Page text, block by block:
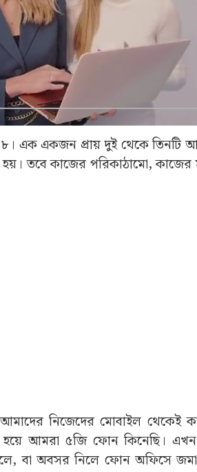
এক একজন প্রায় দুই থেকে তিনটি
তবে কাজের পরিকাঠামো,
নিজেদের মোবাইল থেকেই
আমরা ৫জি ফোন কিনেছি।
বা অবসর নিলে ফোন অফিসে